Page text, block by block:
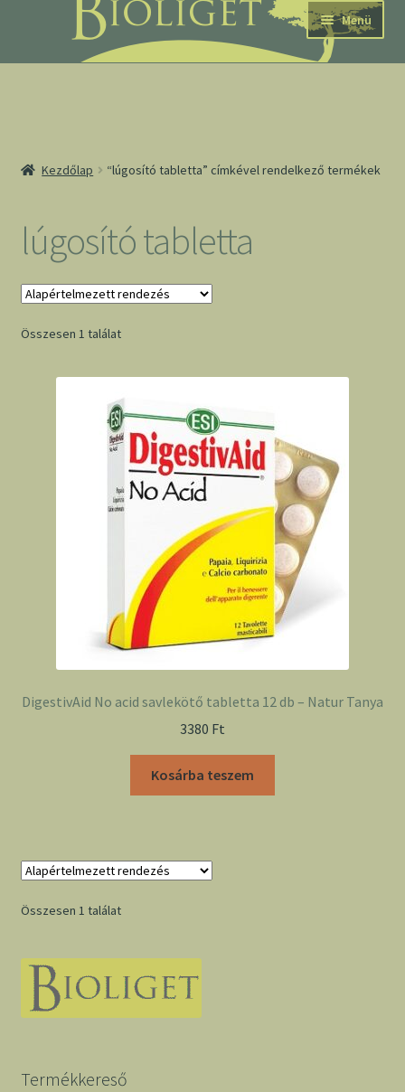
navigációhoz
tartalomba
Menü
Kezdőlap “lúgosító tabletta” címkével rendelkező termékek
lúgosító tabletta
Összesen 1 találat
DigestivAid No acid savlekötő tabletta 12 db – Natur Tanya
3380 Ft
Kosárba teszem
Összesen 1 találat
Termékkereső